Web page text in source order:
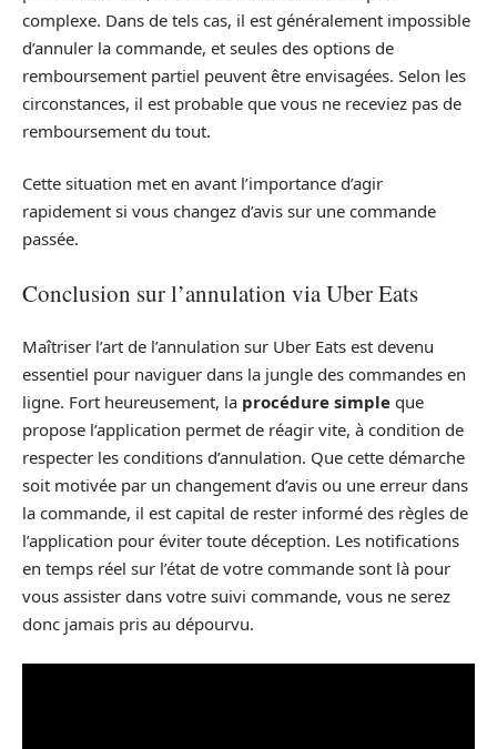
complexe. Dans de tels cas, il est généralement impossible
d’annuler la commande, et seules des options de
remboursement partiel peuvent être envisagées. Selon les
circonstances, il est probable que vous ne receviez pas de
remboursement du tout.
Cette situation met en avant l’importance d’agir
rapidement si vous changez d’avis sur une commande
passée.
Conclusion sur l’annulation via Uber Eats
Maîtriser l’art de l’annulation sur Uber Eats est devenu
essentiel pour naviguer dans la jungle des commandes en
ligne. Fort heureusement, la procédure simple que
propose l’application permet de réagir vite, à condition de
respecter les conditions d’annulation. Que cette démarche
soit motivée par un changement d’avis ou une erreur dans
la commande, il est capital de rester informé des règles de
l’application pour éviter toute déception. Les notifications
en temps réel sur l’état de votre commande sont là pour
vous assister dans votre suivi commande, vous ne serez
donc jamais pris au dépourvu.